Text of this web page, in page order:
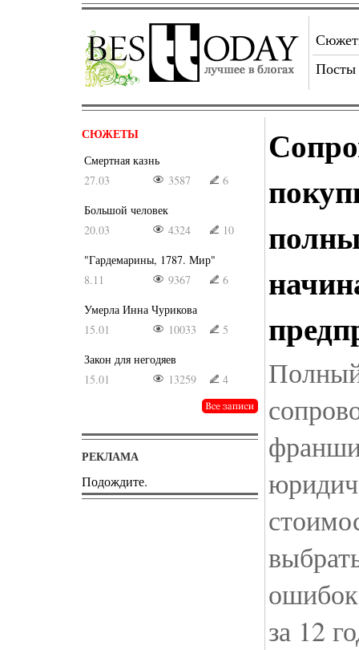
Посты
СЮЖЕТЫ
Смертная казнь
27.03
3587
6
Большой человек
20.03
4324
10
"Гардемарины, 1787. Мир"
8.11
9367
6
Умерла Инна Чурикова
15.01
10033
5
Закон для негодяев
15.01
13259 4
РЕКЛАМА
Подождите.
ошибок
за 12